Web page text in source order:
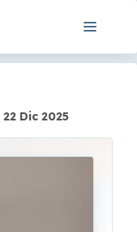
Menú
22 Dic 2025